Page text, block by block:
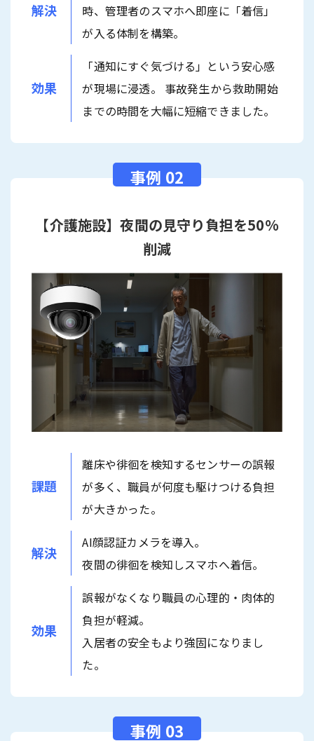
解決
時、管理者のスマホへ即座に「着信」
が入る体制を構築。
効果
「通知にすぐ気づける」という安心感
が現場に浸透。 事故発生から救助開始
までの時間を大幅に短縮できました。
【介護施設】夜間の見守り負担を50%
削減
課題
離床や徘徊を検知するセンサーの誤報
が多く、職員が何度も駆けつける負担
が大きかった。
解決
AI顔認証カメラを導入。
夜間の徘徊を検知しスマホへ着信。
効果
誤報がなくなり職員の心理的・肉体的
負担が軽減。
入居者の安全もより強固になりまし
た。